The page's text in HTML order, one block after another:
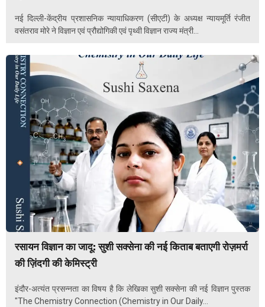
नई दिल्ली-केंद्रीय प्रशासनिक न्यायाधिकरण (सीएटी) के अध्यक्ष न्यायमूर्ति रंजीत
वसंतराव मोरे ने विज्ञान एवं प्रौद्योगिकी एवं पृथ्वी विज्ञान राज्य मंत्री...
रसायन विज्ञान का जादू: सुशी सक्सेना की नई किताब बताएगी रोज़मर्रा
की ज़िंदगी की केमिस्ट्री
इंदौर-अत्यंत प्रसन्नता का विषय है कि लेखिका सुशी सक्सेना की नई विज्ञान पुस्तक
"The Chemistry Connection (Chemistry in Our Daily...